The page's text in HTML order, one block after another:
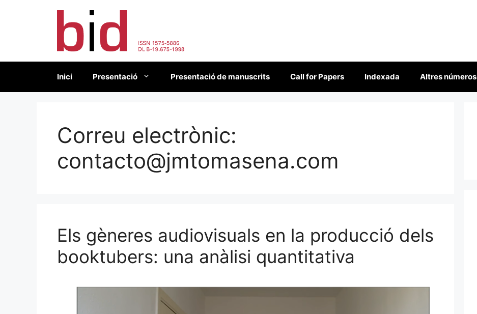
Inici Presentació Presentació de manuscrits Call for Papers Indexada Altres números
Correu electrònic:
contacto@jmtomasena.com
Els gèneres audiovisuals en la producció dels
booktubers: una anàlisi quantitativa